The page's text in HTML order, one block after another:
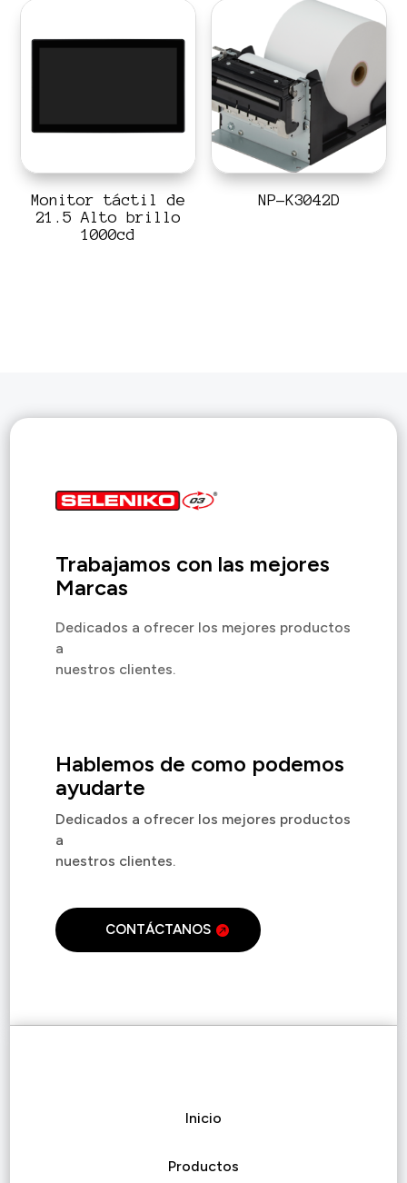
Monitor táctil de
21.5 Alto brillo
1000cd
NP-K3042D
Trabajamos con las mejores
Marcas
Dedicados a ofrecer los mejores productos
a
nuestros clientes.
Hablemos de como podemos
ayudarte
Dedicados a ofrecer los mejores productos
a
nuestros clientes.
CONTÁCTANOS
Inicio
Productos